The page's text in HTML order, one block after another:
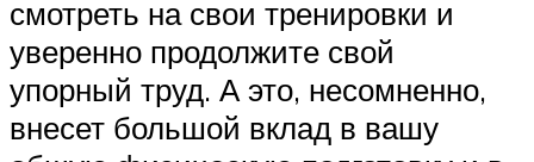
смотреть на свои тренировки и
уверенно продолжите свой
упорный труд. А это, несомненно,
внесет большой вклад в вашу